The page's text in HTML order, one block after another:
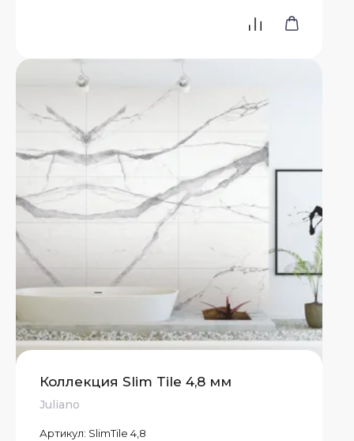
Коллекция Slim Tile 4,8 мм
Juliano
Артикул: SlimTile 4,8